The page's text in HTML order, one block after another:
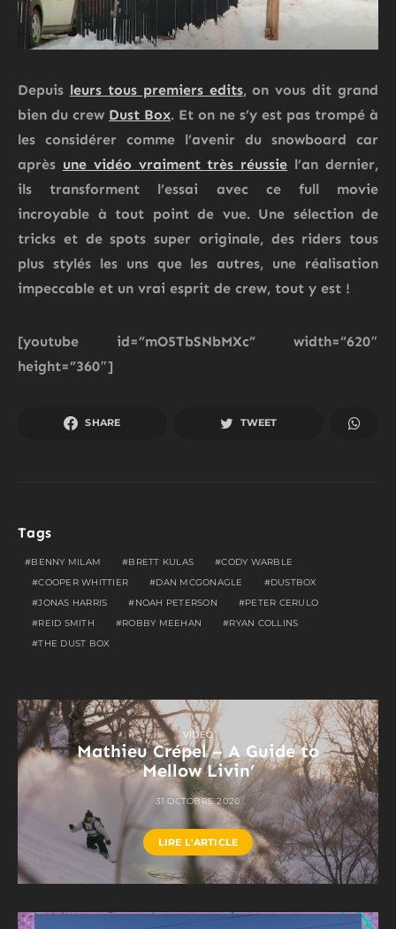
Depuis leurs tous premiers edits, on vous dit grand
bien du crew Dust Box. Et on ne s’y est pas trompé à
les considérer comme l’avenir du snowboard car
après une vidéo vraiment très réussie l’an dernier,
ils transforment l’essai avec ce full movie
incroyable à tout point de vue. Une sélection de
tricks et de spots super originale, des riders tous
plus stylés les uns que les autres, une réalisation
impeccable et un vrai esprit de crew, tout y est !
[youtube id=”mO5TbSNbMXc” width=”620″
height=”360″]
SHARE TWEET
Tags
BENNY MILAM BRETT KULAS
CODY WARBLE
COOPER WHITTIER
DAN MCGONAGLE
DUSTBOX
JONAS HARRIS
NOAH PETERSON
PETER CERULO
REID SMITH
ROBBY MEEHAN
RYAN COLLINS
THE DUST BOX
VIDEO
Mathieu Crépel – A Guide to
Mellow Livin’
31 OCTOBRE 2020
LIRE L'ARTICLE